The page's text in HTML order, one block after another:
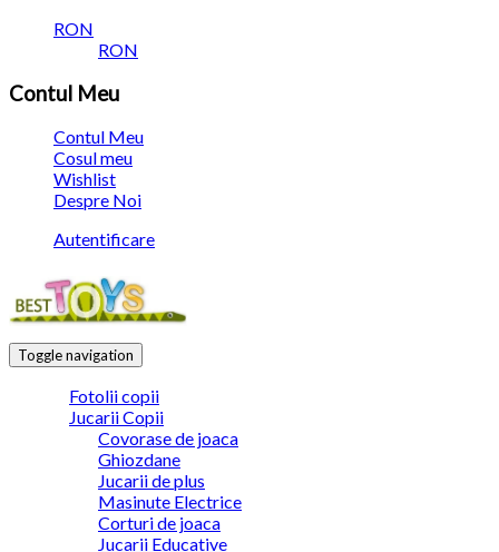
RON
RON
Contul Meu
Contul Meu
Cosul meu
Wishlist
Despre Noi
Autentificare
Toggle navigation
Fotolii copii
Jucarii Copii
Covorase de joaca
Ghiozdane
Jucarii de plus
Masinute Electrice
Corturi de joaca
Jucarii Educative